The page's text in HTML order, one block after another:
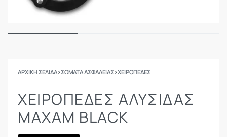
ΑΡΧΙΚΉ ΣΕΛΊΔΑ›ΣΩΜΑΤΑ ΑΣΦΑΛΕΙΑΣ›ΧΕΙΡΟΠΈΔΕΣ
ΧΕΙΡΟΠΈΔΕΣ ΑΛΥΣΊΔΑΣ
MAXAM BLACK